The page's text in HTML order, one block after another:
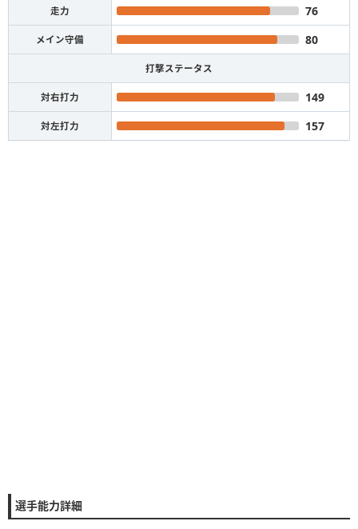
走力 76
メイン守備 80
打撃ステータス
対右打力 149
対左打力 157
選手能力詳細